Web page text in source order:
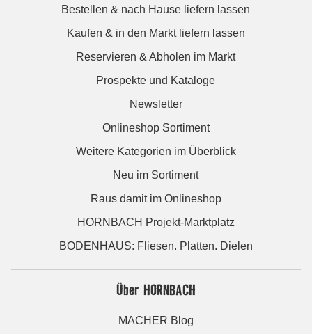
Bestellen & nach Hause liefern lassen
Kaufen & in den Markt liefern lassen
Reservieren & Abholen im Markt
Prospekte und Kataloge
Newsletter
Onlineshop Sortiment
Weitere Kategorien im Überblick
Neu im Sortiment
Raus damit im Onlineshop
HORNBACH Projekt-Marktplatz
BODENHAUS: Fliesen. Platten. Dielen
Über HORNBACH
MACHER Blog